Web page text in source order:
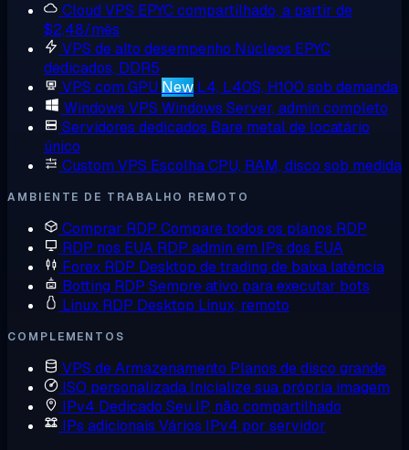
Cloud VPS EPYC compartilhado, a partir de
$2,48/mês
VPS de alto desempenho Núcleos EPYC
dedicados, DDR5
VPS com GPU New L4, L40S, H100 sob demanda
Windows VPS Windows Server, admin completo
Servidores dedicados Bare metal de locatário
único
Custom VPS Escolha CPU, RAM, disco sob medida
AMBIENTE DE TRABALHO REMOTO
Comprar RDP Compare todos os planos RDP
RDP nos EUA RDP admin em IPs dos EUA
Forex RDP Desktop de trading de baixa latência
Botting RDP Sempre ativo para executar bots
Linux RDP Desktop Linux, remoto
COMPLEMENTOS
VPS de Armazenamento Planos de disco grande
ISO personalizada Inicialize sua própria imagem
IPv4 Dedicado Seu IP, não compartilhado
IPs adicionais Vários IPv4 por servidor